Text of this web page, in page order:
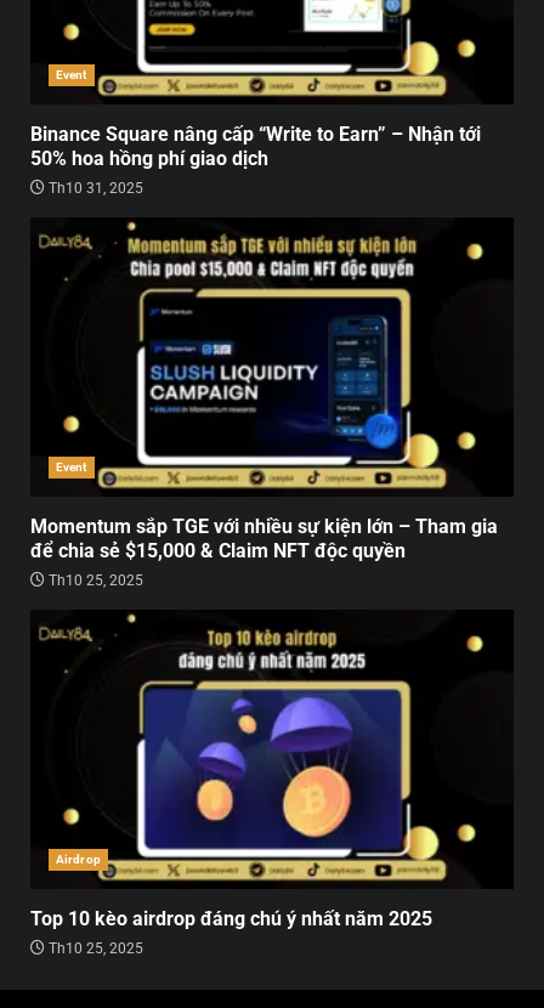
Event
Binance Square nâng cấp “Write to Earn” – Nhận tới
50% hoa hồng phí giao dịch
Th10 31, 2025
Event
Momentum sắp TGE với nhiều sự kiện lớn – Tham gia
để chia sẻ $15,000 & Claim NFT độc quyền
Th10 25, 2025
Airdrop
Top 10 kèo airdrop đáng chú ý nhất năm 2025
Th10 25, 2025